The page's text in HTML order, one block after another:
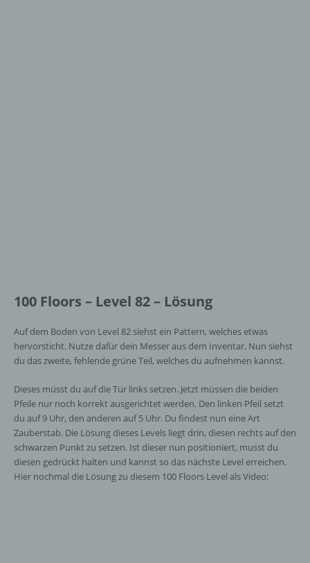
100 Floors – Level 82 – Lösung
Auf dem Boden von Level 82 siehst ein Pattern, welches etwas
hervorsticht. Nutze dafür dein Messer aus dem Inventar. Nun siehst
du das zweite, fehlende grüne Teil, welches du aufnehmen kannst.
Dieses müsst du auf die Tür links setzen. Jetzt müssen die beiden
Pfeile nur noch korrekt ausgerichtet werden. Den linken Pfeil setzt
du auf 9 Uhr, den anderen auf 5 Uhr. Du findest nun eine Art
Zauberstab. Die Lösung dieses Levels liegt drin, diesen rechts auf den
schwarzen Punkt zu setzen. Ist dieser nun positioniert, musst du
diesen gedrückt halten und kannst so das nächste Level erreichen.
Hier nochmal die Lösung zu diesem 100 Floors Level als Video: